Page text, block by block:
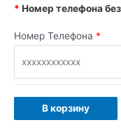
* Номер телефона
Номер Телефона *
В корзину